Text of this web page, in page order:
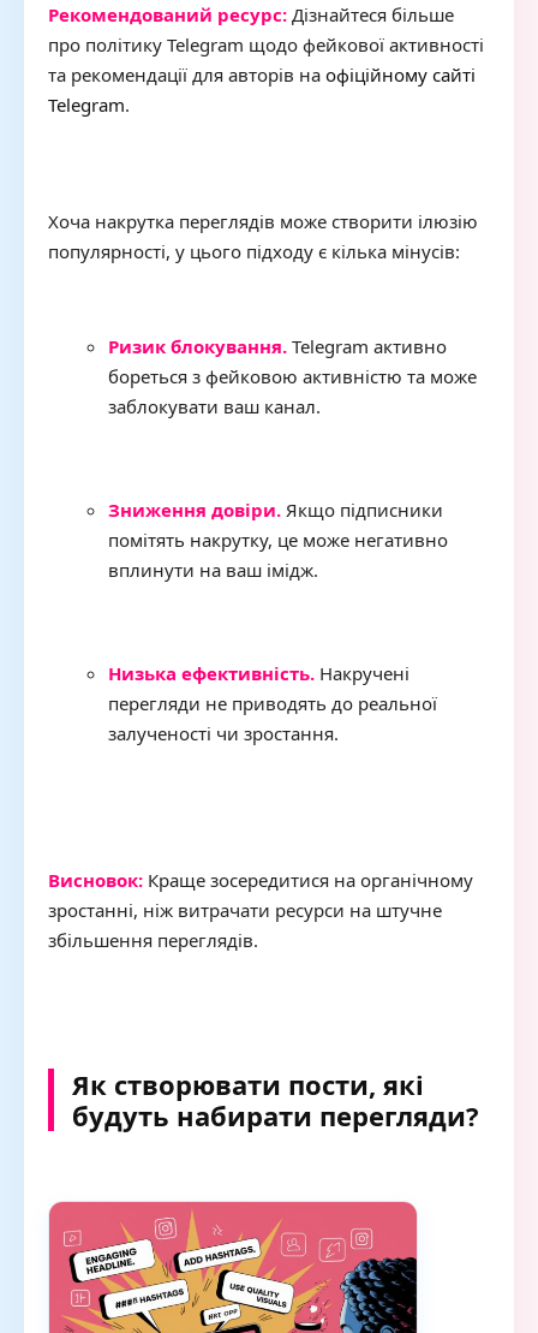
Рекомендований ресурс: Дізнайтеся більше
про політику Telegram щодо фейкової активності
та рекомендації для авторів на офіційному сайті
Telegram.
Хоча накрутка переглядів може створити ілюзію
популярності, у цього підходу є кілька мінусів:
Ризик блокування. Telegram активно
бореться з фейковою активністю та може
заблокувати ваш канал.
Зниження довіри. Якщо підписники
помітять накрутку, це може негативно
вплинути на ваш імідж.
Низька ефективність. Накручені
перегляди не приводять до реальної
залученості чи зростання.
Висновок: Краще зосередитися на органічному
зростанні, ніж витрачати ресурси на штучне
збільшення переглядів.
Як створювати пости, які
будуть набирати перегляди?